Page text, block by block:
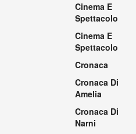
Cinema E
Spettacolo
Cinema E
Spettacolo
Cronaca
Cronaca Di
Amelia
Cronaca Di
Narni